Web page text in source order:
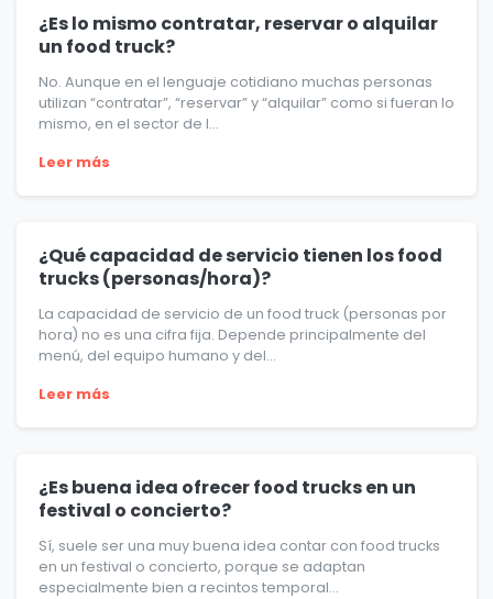
¿Es lo mismo contratar, reservar o alquilar
un food truck?
No. Aunque en el lenguaje cotidiano muchas personas
utilizan “contratar”, “reservar” y “alquilar” como si fueran lo
mismo, en el sector de l...
Leer más
¿Qué capacidad de servicio tienen los food
trucks (personas/hora)?
La capacidad de servicio de un food truck (personas por
hora) no es una cifra fija. Depende principalmente del
menú, del equipo humano y del...
Leer más
¿Es buena idea ofrecer food trucks en un
festival o concierto?
Sí, suele ser una muy buena idea contar con food trucks
en un festival o concierto, porque se adaptan
especialmente bien a recintos temporal...